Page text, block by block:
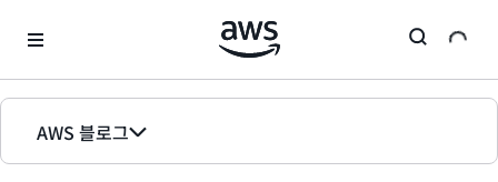
AWS 블로그